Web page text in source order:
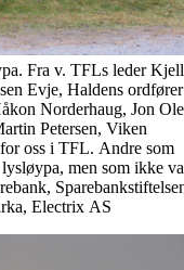
Fra v. TFLs leder Kjell
Evje, Haldens ordfører
Norderhaug, Jon Ole
Petersen, Viken
oss i TFL. Andre som
men som ikke
Electrix AS